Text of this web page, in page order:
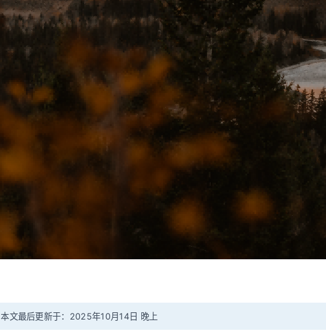
本文最后更新于：2025年10月14日 晚上